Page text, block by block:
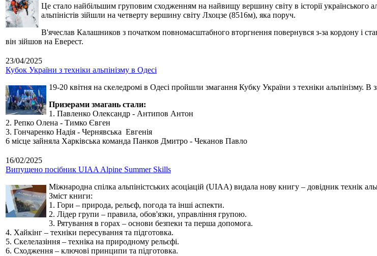
Це стало найбільшим груповим сходженням на найвищу вершину світу в історії українського
альпіністів зійшли на четверту вершину світу Лхоцзе (8516м), яка поруч.
В'ячеслав Калашников з початком повномасштабного вторгнення повернувся з-за кордону і
він зійшов на Еверест.
23/04/2025
Кубок України з техніки альпінізму в Одесі
19-20 квітня на скеледромі в Одесі пройшли змагання Кубку України з техніки альпінізму.
Призерами змагань стали:
1. Павленко Олександр - Антипов Антон
2. Репко Олена - Тимко Євген
3. Гончаренко Надія - Чернявська Евгенія
6 місце зайняла Харківська команда Панков Дмитро - Чеканов Павло
16/02/2025
Випущено посібник UIAA Alpine Summer Skills
Міжнародна спілка альпіністських асоціацій (UIAA) видала нову книгу – довідник технік
Зміст книги:
1. Гори – природа, рельєф, погода та інші аспекти.
2. Лідер групи – правила, обов'язки, управління групою.
3. Рятування в горах – основи безпеки та перша допомога.
4. Хайкінг – техніки пересування та підготовка.
5. Скелелазіння – техніка на природному рельєфі.
6. Сходження – ключові принципи та підготовка.